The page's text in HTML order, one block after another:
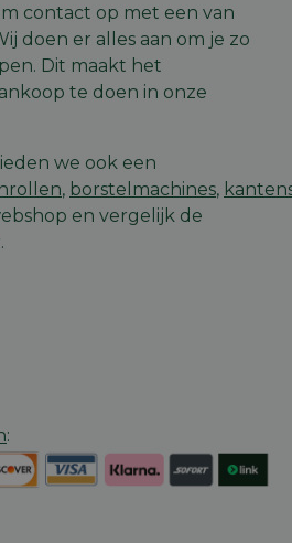
contact op met een van
doen er alles aan om je zo
Dit maakt het
te doen in onze
we ook een
, borstelmachines,
en vergelijk de
: